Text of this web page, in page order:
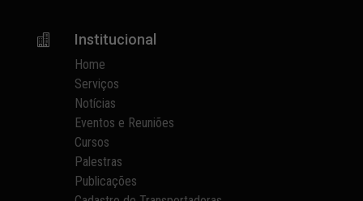
 Institucional
Home
Serviços
Notícias
Eventos e Reuniões
Cursos
Palestras
Publicações